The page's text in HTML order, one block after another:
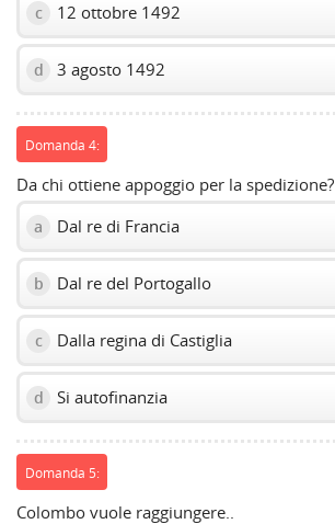
c 12 ottobre 1492
d 3 agosto 1492
Domanda 4:
Da chi ottiene appoggio per la spedizione?
a Dal re di Francia
b Dal re del Portogallo
c Dalla regina di Castiglia
d Si autofinanzia
Domanda 5:
Colombo vuole raggiungere..